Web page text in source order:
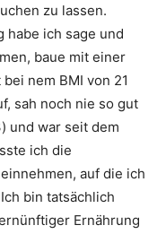
zu lassen.
habe ich sage und
baue mit einer
nem BMI von 21
sah noch nie so gut
und war seit dem
ich die
auf die ich
bin tatsächlich
Ernährung